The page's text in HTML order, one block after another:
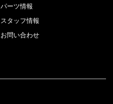
パーツ情報
スタッフ情報
お問い合わせ